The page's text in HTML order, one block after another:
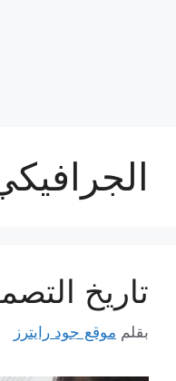
تاريخ
بقلم موقع جود رايترز